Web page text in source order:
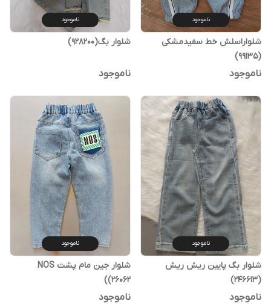
ناموجود
شلواراسلش خط سفیدمشکی
(99135)
ناموجود
ناموجود
شلوار بگ(928200)
ناموجود
ناموجود
شلوار بگ پایین ریش ریش
(246613)
ناموجود
ناموجود
شلوار جین مام پشت NOS
(26062)
ناموجود